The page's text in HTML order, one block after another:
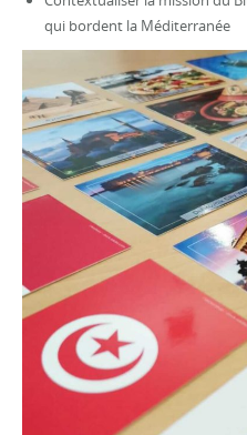
qui bordent la Méditerranée